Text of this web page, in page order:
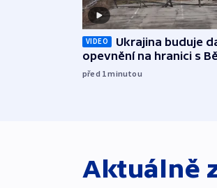
VIDEO
Ukrajina buduje
opevnění na hranici s
před 1minutou
Aktuálně